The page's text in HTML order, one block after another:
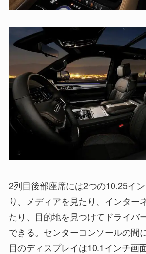
2列目後部座席には2つの10.25イ
り、メディアを見たり、インター
たり、目的地を見つけてドライバ
できる。センターコンソールの間
目のディスプレイは10.1インチ画